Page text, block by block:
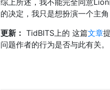
的决定，我只是想扮演一个主
更新： TidBITS上的 这篇文章
问题作者的行为是否与此有关。